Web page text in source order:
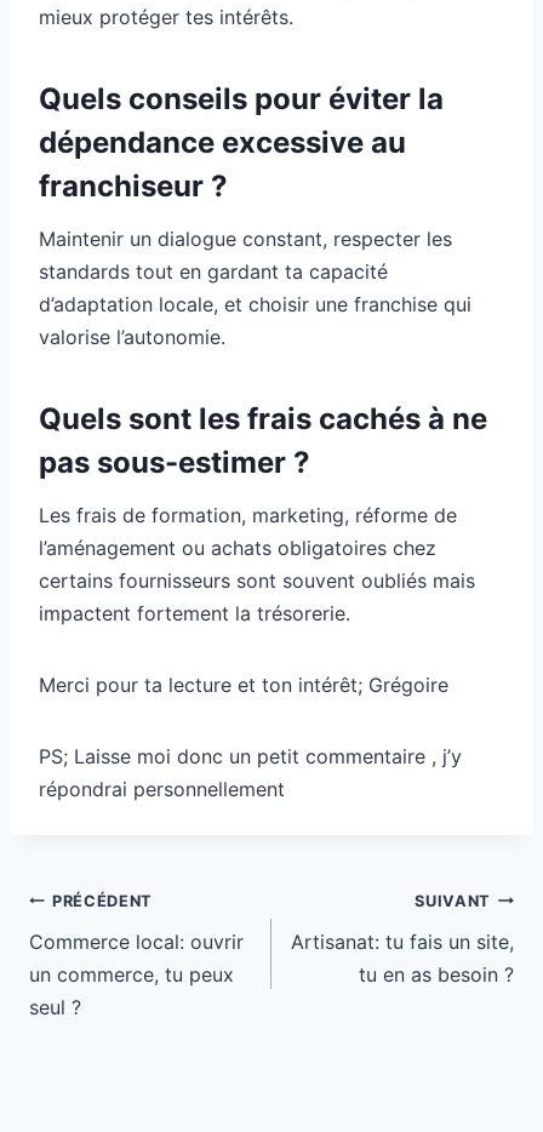
mieux protéger tes intérêts.
Quels conseils pour éviter la
dépendance excessive au
franchiseur ?
Maintenir un dialogue constant, respecter les
standards tout en gardant ta capacité
d’adaptation locale, et choisir une franchise qui
valorise l’autonomie.
Quels sont les frais cachés à ne
pas sous-estimer ?
Les frais de formation, marketing, réforme de
l’aménagement ou achats obligatoires chez
certains fournisseurs sont souvent oubliés mais
impactent fortement la trésorerie.
Merci pour ta lecture et ton intérêt; Grégoire
PS; Laisse moi donc un petit commentaire , j’y
répondrai personnellement
Navigation
de
PRÉCÉDENT
Commerce local: ouvrir
un commerce, tu peux
seul ?
SUIVANT
Artisanat: tu fais un site,
tu en as besoin ?